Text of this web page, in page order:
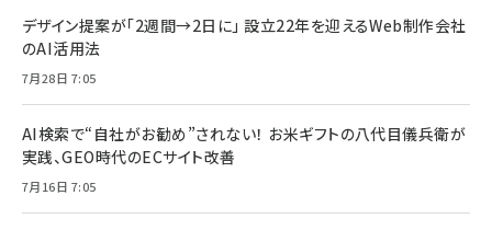
デザイン提案が「2週間→2日に」 設立22年を迎えるWeb制作会社
のAI活用法
7月28日 7:05
AI検索で“自社がお勧め”されない！ お米ギフトの八代目儀兵衛が
実践、GEO時代のECサイト改善
7月16日 7:05